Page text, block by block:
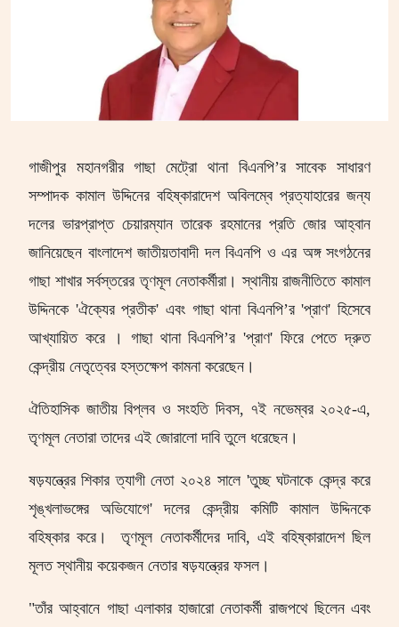
গাজীপুর মহানগরীর গাছা মেট্রো থানা বিএনপি’র সাবেক সাধারণ
সম্পাদক কামাল উদ্দিনের বহিষ্কারাদেশ অবিলম্বে প্রত্যাহারের জন্য
দলের ভারপ্রাপ্ত চেয়ারম্যান তারেক রহমানের প্রতি জোর আহ্বান
জানিয়েছেন বাংলাদেশ জাতীয়তাবাদী দল বিএনপি ও এর অঙ্গ সংগঠনের
গাছা শাখার সর্বস্তরের তৃণমূল নেতাকর্মীরা। স্থানীয় রাজনীতিতে কামাল
উদ্দিনকে 'ঐক্যের প্রতীক' এবং গাছা থানা বিএনপি’র 'প্রাণ' হিসেবে
আখ্যায়িত করে
। গাছা থানা বিএনপি’র 'প্রাণ' ফিরে পেতেদ্রুত
কেন্দ্রীয় নেতৃত্বের হস্তক্ষেপ কামনা করেছেন।
ঐতিহাসিক জাতীয় বিপ্লব ও সংহতি দিবস, ৭ই নভেম্বর ২০২৫-এ,
তৃণমূল নেতারা তাদের এই জোরালো দাবি তুলে ধরেছেন।
ষড়যন্ত্রের শিকার ত্যাগী নেতা ২০২৪ সালে 'তুচ্ছ ঘটনাকে কেন্দ্র করে
শৃঙ্খলাভঙ্গের অভিযোগে'দলের কেন্দ্রীয় কমিটি কামাল উদ্দিনকে
বহিষ্কার করে।
তৃণমূল নেতাকর্মীদের দাবি, এই বহিষ্কারাদেশ ছিল
মূলত স্থানীয় কয়েকজন নেতার ষড়যন্ত্রের ফসল।
"তাঁর আহ্বানে গাছা এলাকার হাজারো নেতাকর্মী রাজপথে ছিলেন এবং